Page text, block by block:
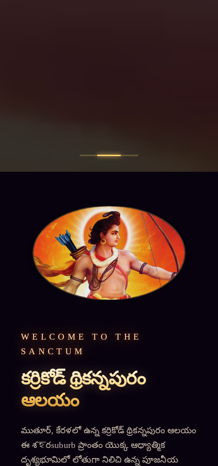
WELCOME TO THE
SANCTUM
కర్రికోడ్ థ్రికన్నపురం
ఆలయం
ముతూర్, కేరళలో ఉన్న కర్రికోడ్ థ్రికన్నపురం ఆలయం
ఈ శহరsuburb ప్రాంతం యొక్క ఆధ్యాత్మిక
దృశ్యభూమిలో లోతుగా నిలిచి ఉన్న పూజనీయ